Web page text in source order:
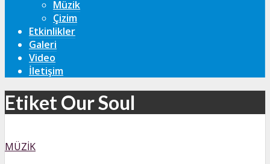
Müzik
Çizim
Etkinlikler
Galeri
Video
İletişim
Etiket Our Soul
MÜZIK